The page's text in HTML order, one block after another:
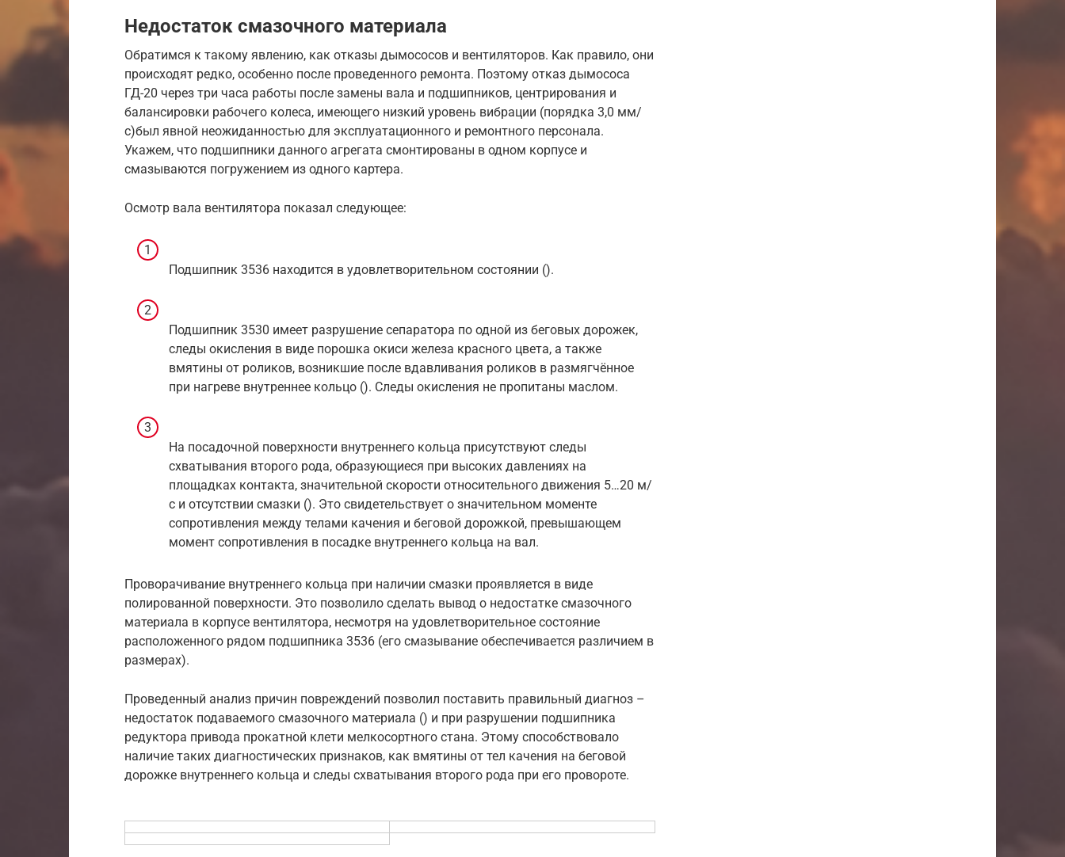
Недостаток смазочного материала
Обратимся к такому явлению, как отказы дымососов и вентиляторов. Как правило, они
происходят редко, особенно после проведенного ремонта. Поэтому отказ дымососа
ГД-20 через три часа работы после замены вала и подшипников, центрирования и
балансировки рабочего колеса, имеющего низкий уровень вибрации (порядка 3,0 мм/
с)был явной неожиданностью для эксплуатационного и ремонтного персонала.
Укажем, что подшипники данного агрегата смонтированы в одном корпусе и
смазываются погружением из одного картера.
Осмотр вала вентилятора показал следующее:
Подшипник 3536 находится в удовлетворительном состоянии ().
Подшипник 3530 имеет разрушение сепаратора по одной из беговых дорожек,
следы окисления в виде порошка окиси железа красного цвета, а также
вмятины от роликов, возникшие после вдавливания роликов в размягчённое
при нагреве внутреннее кольцо (). Следы окисления не пропитаны маслом.
На посадочной поверхности внутреннего кольца присутствуют следы
схватывания второго рода, образующиеся при высоких давлениях на
площадках контакта, значительной скорости относительного движения 5…20 м/
с и отсутствии смазки (). Это свидетельствует о значительном моменте
сопротивления между телами качения и беговой дорожкой, превышающем
момент сопротивления в посадке внутреннего кольца на вал.
Проворачивание внутреннего кольца при наличии смазки проявляется в виде
полированной поверхности. Это позволило сделать вывод о недостатке смазочного
материала в корпусе вентилятора, несмотря на удовлетворительное состояние
расположенного рядом подшипника 3536 (его смазывание обеспечивается различием в
размерах).
Проведенный анализ причин повреждений позволил поставить правильный диагноз –
недостаток подаваемого смазочного материала () и при разрушении подшипника
редуктора привода прокатной клети мелкосортного стана. Этому способствовало
наличие таких диагностических признаков, как вмятины от тел качения на беговой
дорожке внутреннего кольца и следы схватывания второго рода при его провороте.